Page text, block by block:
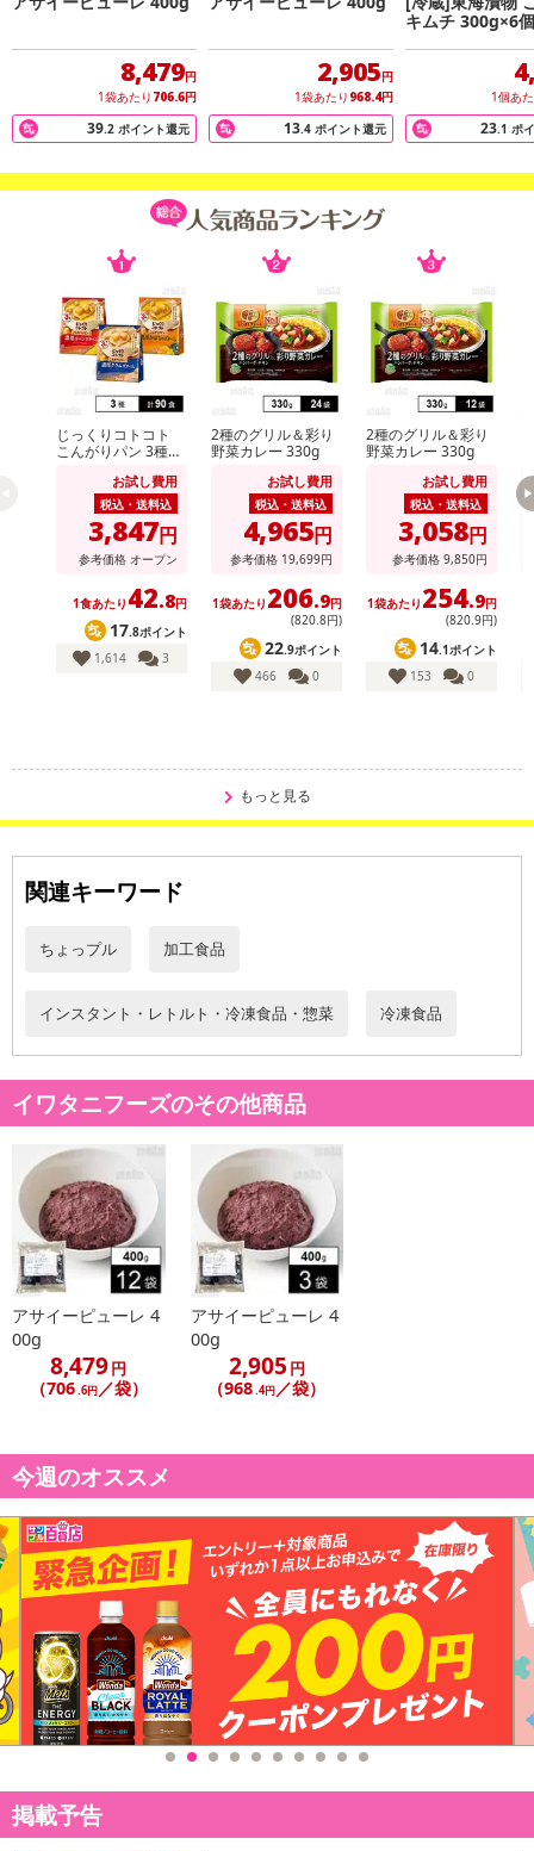
お皿など容器に移し、冷蔵庫で解凍してください。
ご連絡ください。
す。お申込みは、キャンセル返金とさせていただきます。
届け日変更」をお受けが出来ません。
【キャンセルについて】
※お申込み後のキャンセルはお受けできません。
記載されている内容を必ずご確認いただき、お届けする商品セット
にご納得いただきましたうえでお申し込みください。
※パッケージ変更や商品リニューアル(成分など含む)等により、参考
の掲載画像や画像内のバーコードなど、お届け商品と多少異なる場
合がございます。
また、[新たな加工食品の原料原産地表示制度]の経過措置期間の終
了により、商品詳細内に記載の原産国・原材料の表記が旧表記の場
合がございます。
あらかじめご了承いただいた上でお申込みください。なお、本理由
によるお申込み後のキャンセル・返品交換は対応いたしかねます。
※d払い、PayPay、au PAY、au PAY(auかんたん決済)、ソフトバン
クまとめて支払い、楽天ペイ、メルペイ、AEON Pay、Amazon Pa
yでお支払いの場合、決済のため外部サイトへ遷移します。
※予約商品は決済手段ごとに定められた決済期限日にお支払いを完
了することがございます。ご了承いただいたうえでお申し込みくだ
さい。
発送日カレンダー
8,479円
1袋あたり 706.6円
39.2 ポイント還元
2,905円
1袋あたり 968.4円
13.4 ポイント還元
キムチ 300g×6個
1個あ
23.1 ポ
じっくりコトコト
こんがりパン 3種セ
タージュ / 濃厚かぼ
ちゃポタージュ / 濃
厚クラムポタージュ
お試し費用
税込・送料込
3,847円
参考価格 オープン
1食あたり 42.8円
17.8ポイント
1,614
3
2種のグリル＆彩り
野菜カレー 330g
お試し費用
税込・送料込
4,965円
参考価格 19,699円
1袋あたり 206.9円
(820.8円)
22.9ポイント
466
0
2種のグリル＆彩り
野菜カレー 330g
お試し費用
税込・送料込
3,058円
参考価格 9,850円
1袋あたり 254.9円
(820.9円)
14.1ポイント
153
0
もっと見る
関連キーワード
ちょっプル 加工食品
インスタント・レトルト・冷凍食品・惣菜 冷凍食品
イワタニフーズのその他商品
アサイーピューレ 4
00g
8,479円
（706 .6円／袋）
アサイーピューレ 4
00g
2,905 円
（968 .4円 ／袋）
今週のオススメ
掲載予告